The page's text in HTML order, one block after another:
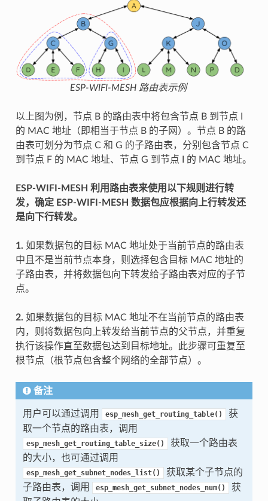
ESP-WIFI-MESH 路由表示例
以上图为例，节点 B 的路由表中将包含节点 B 到节点 I
的 MAC 地址（即相当于节点 B 的子网）。节点 B 的路
由表可划分为节点 C 和 G 的子路由表，分别包含节点 C
到节点 F 的 MAC 地址、节点 G 到节点 I 的 MAC 地址。
ESP-WIFI-MESH 利用路由表来使用以下规则进行转
发，确定 ESP-WIFI-MESH 数据包应根据向上行转发还
是向下行转发。
1. 如果数据包的目标 MAC 地址处于当前节点的路由表
中且不是当前节点本身，则选择包含目标 MAC 地址的
子路由表，并将数据包向下转发给子路由表对应的子节
点。
2. 如果数据包的目标 MAC 地址不在当前节点的路由表
内，则将数据包向上转发给当前节点的父节点，并重复
执行该操作直至数据包达到目标地址。此步骤可重复至
根节点（根节点包含整个网络的全部节点）。
备注
用户可以通过调用 esp_mesh_get_routing_table()
获
取一个节点的路由表，调用
esp_mesh_get_routing_table_size()
获取一个路由表
的大小，也可通过调用
esp_mesh_get_subnet_nodes_list()
获取某个子节点的
子路由表，调用
esp_mesh_get_subnet_nodes_num()
获